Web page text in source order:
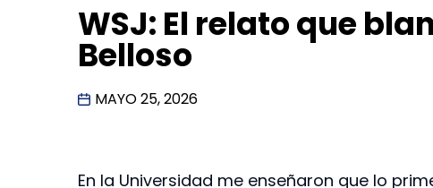
WSJ: El relato que
Belloso
MAYO 25, 2026
En la Universidad me enseñaron que lo